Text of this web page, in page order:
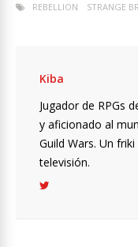
REBELLION STRANGE
Kiba
Jugador de RPGs
y aficionado al
Guild Wars. Un
televisión.